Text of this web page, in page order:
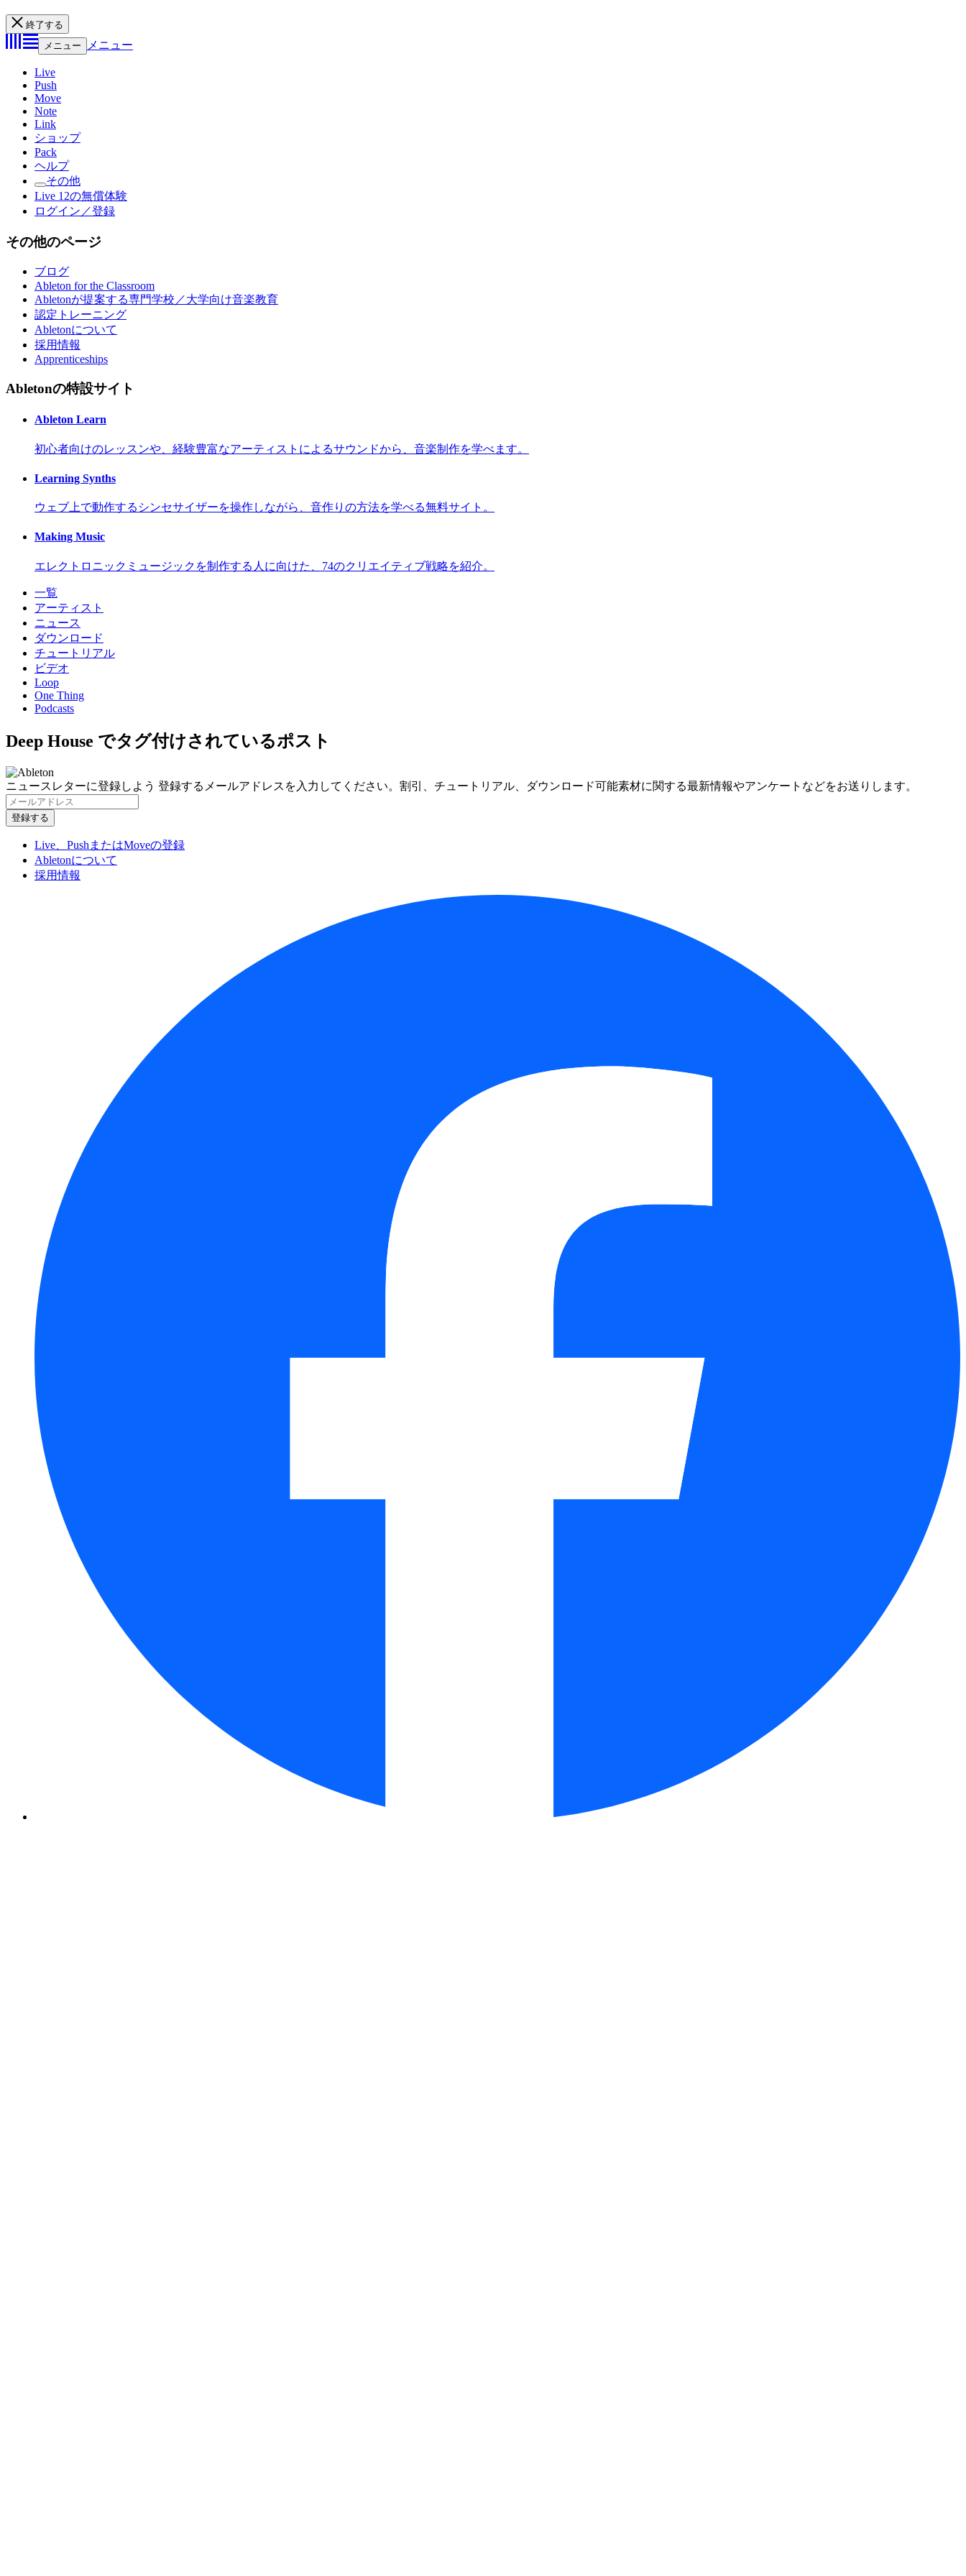
終了する
メニュー
メニュー
Live
Push
Move
Note
Link
ショップ
Pack
ヘルプ
その他
Live 12の無償体験
ログイン／登録
その他のページ
ブログ
Ableton for the Classroom
Abletonが提案する専門学校／大学向け音楽教育
認定トレーニング
Abletonについて
採用情報
Apprenticeships
Abletonの特設サイト
Ableton Learn
初心者向けのレッスンや、経験豊富なアーティストによるサウンドから、音楽制作を学べます。
Learning Synths
ウェブ上で動作するシンセサイザーを操作しながら、音作りの方法を学べる無料サイト。
Making Music
エレクトロニックミュージックを制作する人に向けた、74のクリエイティブ戦略を紹介。
一覧
アーティスト
ニュース
ダウンロード
チュートリアル
ビデオ
Loop
One Thing
Podcasts
Deep House でタグ付けされているポスト
ニュースレターに登録しよう 登録するメールアドレスを入力してください。割引、チュートリアル、ダウンロード可能素材に関する最新情報やアンケートなどをお送りします。
Live、PushまたはMoveの登録
Abletonについて
採用情報